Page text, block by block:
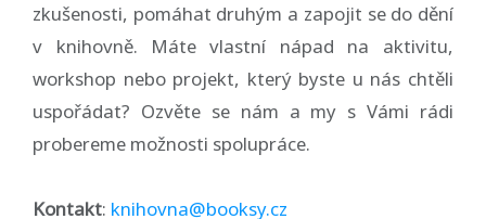
zkušenosti, pomáhat druhým a zapojit se do dění
v knihovně. Máte vlastní nápad na aktivitu,
workshop nebo projekt, který byste u nás chtěli
uspořádat? Ozvěte se nám a my s Vámi rádi
probereme možnosti spolupráce.
Kontakt: knihovna@booksy.cz